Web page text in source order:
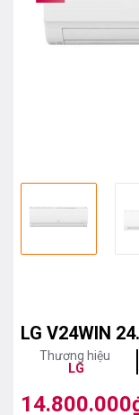
LG V24WIN
Thương hiệu
LG
Giá
14.800.000
Giá